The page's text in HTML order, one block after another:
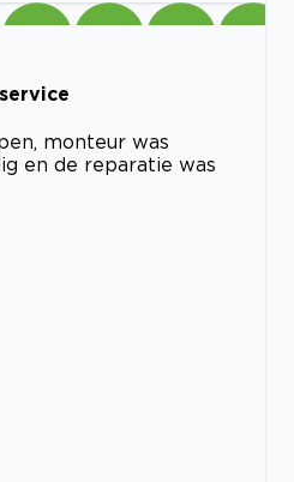
monteur was
en de reparatie was